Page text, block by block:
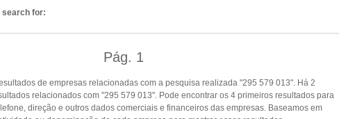
search for:
Pág. 1
de empresas relacionadas com a pesquisa realizada "295 579 013". Há 2
relacionados com "295 579 013". Pode encontrar os 4 primeiros resultados para
direção e outros dados comerciais e financeiros das empresas. Baseamos em